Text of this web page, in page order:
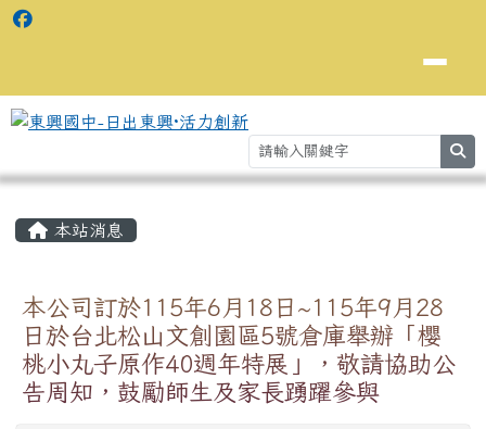
本站消息
本公司訂於115年6月18日~115年9月28
日於台北松山文創園區5號倉庫舉辦「櫻
桃小丸子原作40週年特展」，敬請協助公
告周知，鼓勵師生及家長踴躍參與